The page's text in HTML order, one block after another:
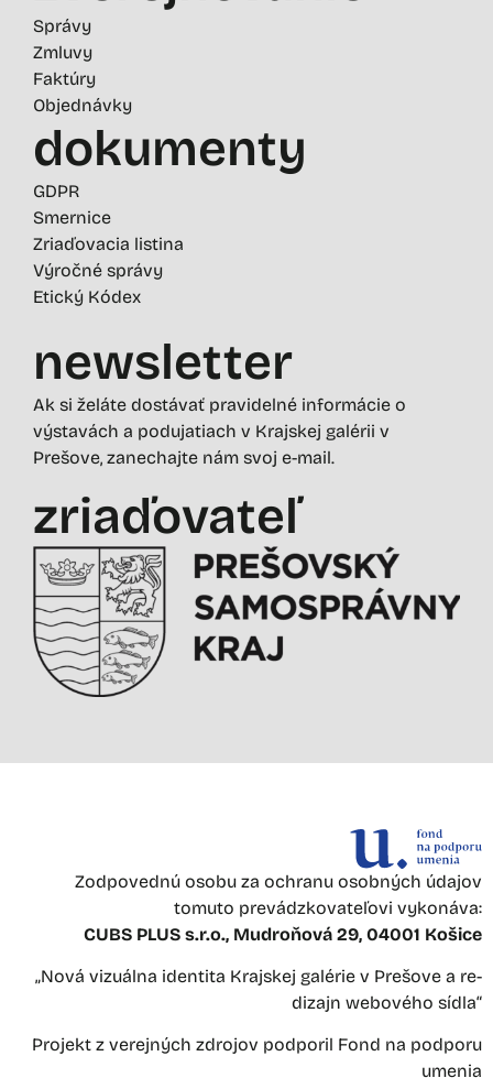
Správy
Zmluvy
Faktúry
Objednávky
dokumenty
GDPR
Smernice
Zriaďovacia listina
Výročné správy
Etický Kódex
newsletter
Ak si želáte dostávať pravidelné informácie o
výstavách a podujatiach v Krajskej galérii v
Prešove, zanechajte nám svoj e-mail.
zriaďovateľ
Zodpovednú osobu za ochranu osobných údajov
tomuto prevádzkovateľovi vykonáva:
CUBS PLUS s.r.o., Mudroňová 29, 04001 Košice
„Nová vizuálna identita Krajskej galérie v Prešove a re-
dizajn webového sídla“
Projekt z verejných zdrojov podporil Fond na podporu
umenia